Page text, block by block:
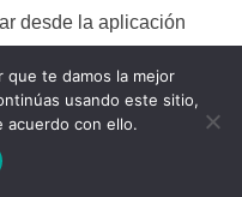
desde la aplicación
podría ocasionar la
que te damos la mejor
usando este sitio,
acuerdo con ello.